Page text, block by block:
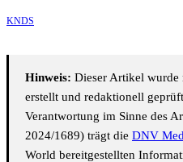
KNDS
Hinweis: Dieser Artikel
erstellt und redaktionell
Verantwortung im Sinne des
2024/1689) trägt die DNV
World bereitgestellten